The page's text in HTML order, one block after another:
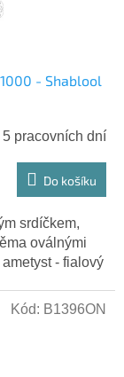
- Shablool
5 pracovních dní
Do košíku
srdíčkem,
oválnými
- fialový
Kód: B1396ON